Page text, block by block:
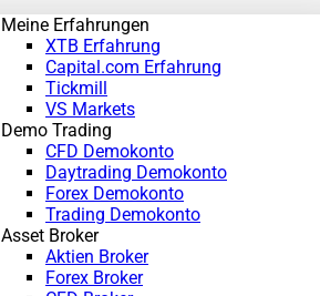
Meine Erfahrungen
XTB Erfahrung
Capital.com Erfahrung
Tickmill
VS Markets
Demo Trading
CFD Demokonto
Daytrading Demokonto
Forex Demokonto
Trading Demokonto
Asset Broker
Aktien Broker
Forex Broker